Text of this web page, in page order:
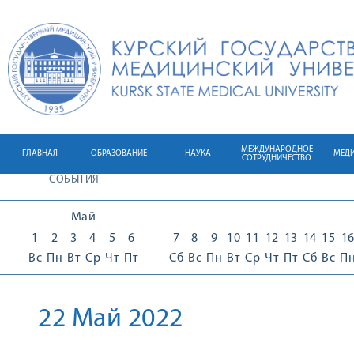
ГЛАВНАЯ ОБРАЗОВАНИЕ НАУКА
МЕЖДУНАРОДНОЕ
СОТРУДНИЧЕСТВО
СОБЫТИЯ
Май
1
Вс
2
Пн
3
Вт
4
Ср
5
Чт
6
Пт
7
Сб
8
Вс
9
Пн
10
Вт
11
Ср
12
Чт
13
Пт
14
Сб
15
Вс
16
22 Май 2022